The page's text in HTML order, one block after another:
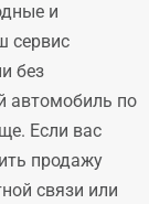
и
сервис
без
автомобиль по
Если вас
продажу
связи или